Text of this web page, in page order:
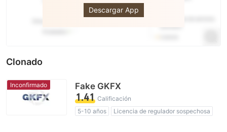
Descargar App
Clonado
Inconfirmado Fake GKFX
1.41 Calificación
5-10 años
Licencia de regulador sospechosa